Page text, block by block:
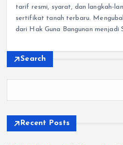
tarif resmi, syarat, dan langkah-
sertifikat tanah terbaru.
dari Hak Guna Bangunan
Search
Recent Posts